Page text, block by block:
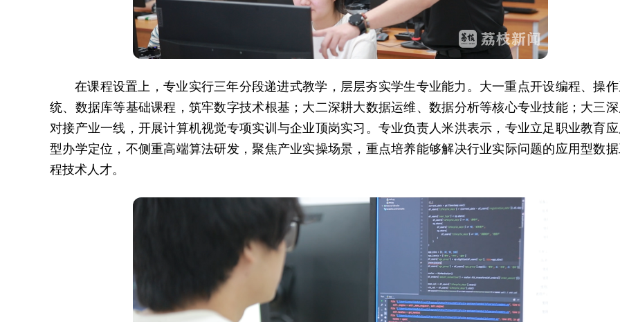
在课程设置上，专业实行三年分段递进式教学，层层夯实学生专业能力。大一重点开设编程、操
统、数据库等基础课程，筑牢数字技术根基；大二深耕大数据运维、数据分析等核心专业技能；大三
对接产业一线，开展计算机视觉专项实训与企业顶岗实习。专业负责人米洪表示，专业立足职业教育
型办学定位，不侧重高端算法研发，聚焦产业实操场景，重点培养能够解决行业实际问题的应用型数
程技术人才。